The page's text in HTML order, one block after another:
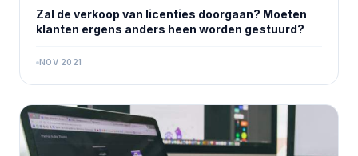
Zal de verkoop van licenties doorgaan? Moeten
klanten ergens anders heen worden gestuurd?
NOV 2021